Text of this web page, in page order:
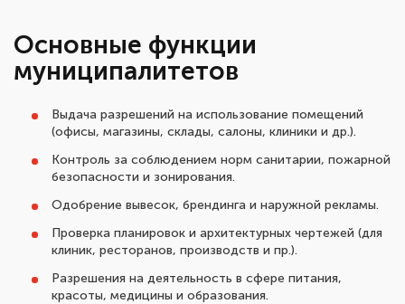
Основные функции
муниципалитетов
Выдача разрешений на использование помещений
(офисы, магазины, склады, салоны, клиники и др.).
Контроль за соблюдением норм санитарии, пожарной
безопасности и зонирования.
Одобрение вывесок, брендинга и наружной рекламы.
Проверка планировок и архитектурных чертежей (для
клиник, ресторанов, производств и пр.).
Разрешения на деятельность в сфере питания,
красоты, медицины и образования.